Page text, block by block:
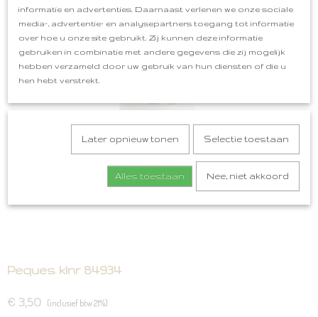
Peques klnr 84934
€ 3,50 (inclusief btw 21%)
informatie en advertenties. Daarnaast verlenen we onze sociale
media-, advertentie- en analysepartners toegang tot informatie
over hoe u onze site gebruikt. Zij kunnen deze informatie
gebruiken in combinatie met andere gegevens die zij mogelijk
hebben verzameld door uw gebruik van hun diensten of die u
hen hebt verstrekt.
Later opnieuw tonen Selectie toestaan
Alles toestaan Nee, niet akkoord